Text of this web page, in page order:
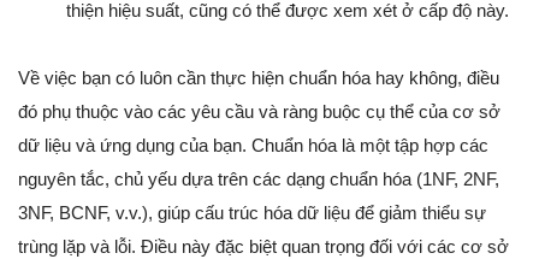
thiện hiệu suất, cũng có thể được xem xét ở cấp độ này.
Về việc bạn có luôn cần thực hiện chuẩn hóa hay không, điều
đó phụ thuộc vào các yêu cầu và ràng buộc cụ thể của cơ sở
dữ liệu và ứng dụng của bạn. Chuẩn hóa là một tập hợp các
nguyên tắc, chủ yếu dựa trên các dạng chuẩn hóa (1NF, 2NF,
3NF, BCNF, v.v.), giúp cấu trúc hóa dữ liệu để giảm thiểu sự
trùng lặp và lỗi. Điều này đặc biệt quan trọng đối với các cơ sở